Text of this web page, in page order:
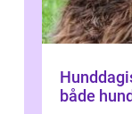
Hunddagis tibro en
både